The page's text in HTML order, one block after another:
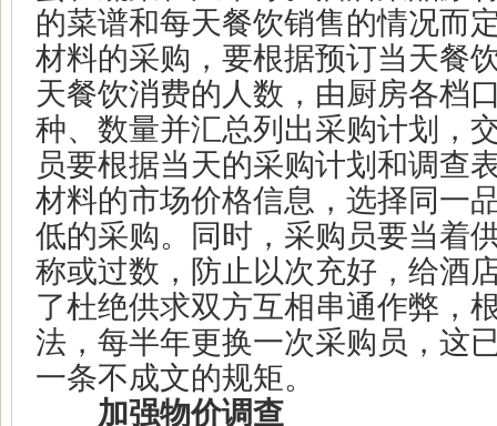
的菜谱和每天餐饮销售的情况而
材料的采购，要根据预订当天餐
天餐饮消费的人数，由厨房各档
种、数量并汇总列出采购计划，
员要根据当天的采购计划和调查
材料的市场价格信息，选择同一
低的采购。同时，采购员要当着
称或过数，防止以次充好，给酒
了杜绝供求双方互相串通作弊，
法，每半年更换一次采购员，这
一条不成文的规矩。
加强物价调查